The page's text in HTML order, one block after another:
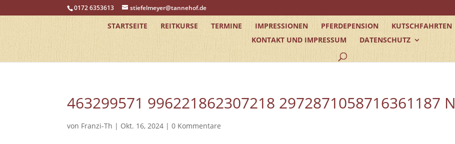
0172 6353613 stiefelmeyer@tannehof.de
STARTSEITE REITKURSE TERMINE IMPRESSIONEN PFERDEPENSION KUTSCHFAHRTEN
KONTAKT UND IMPRESSUM
DATENSCHUTZ
463299571 996221862307218 2972871058716361187 N
von Franzi-Th | Okt. 16, 2024 |0 Kommentare